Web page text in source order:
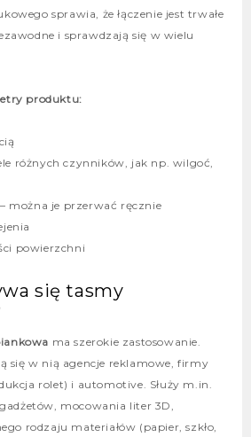
sprawia, że łączenie jest trwałe
i sprawdzają się w wielu
produktu:
różnych czynników, jak np. wilgoć,
można je przerwać ręcznie
powierzchni
się tasmy
ma szerokie zastosowanie.
się w nią agencje reklamowe, firmy
rolet) i automotive. Służy m.in.
mocowania liter 3D,
rodzaju materiałów (papier, szkło,